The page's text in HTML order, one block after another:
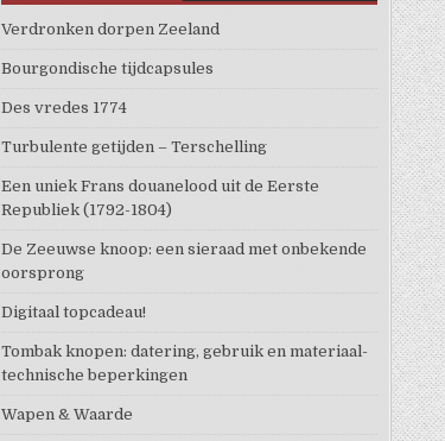
Verdronken dorpen Zeeland
Bourgondische tijdcapsules
Des vredes 1774
Turbulente getijden – Terschelling
Een uniek Frans douanelood uit de Eerste
Republiek (1792-1804)
De Zeeuwse knoop: een sieraad met onbekende
oorsprong
Digitaal topcadeau!
Tombak knopen: datering, gebruik en materiaal-
technische beperkingen
Wapen & Waarde